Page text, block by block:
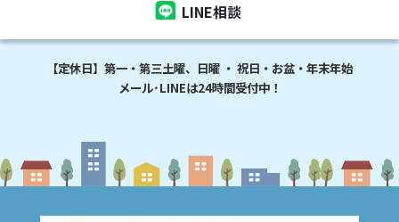
LINE相談
【定休日】第一・第三土曜、日曜 ・ 祝日・お盆・年末年始
メール･LINEは24時間受付中！